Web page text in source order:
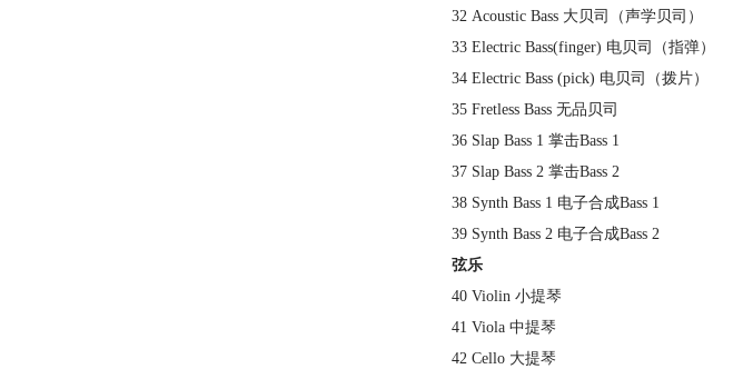
32 Acoustic Bass 大贝司（声学贝司）
33 Electric Bass(finger) 电贝司（指弹）
34 Electric Bass (pick) 电贝司（拨片）
35 Fretless Bass 无品贝司
36 Slap Bass 1 掌击Bass 1
37 Slap Bass 2 掌击Bass 2
38 Synth Bass 1 电子合成Bass 1
39 Synth Bass 2 电子合成Bass 2
弦乐
40 Violin 小提琴
41 Viola 中提琴
42 Cello 大提琴